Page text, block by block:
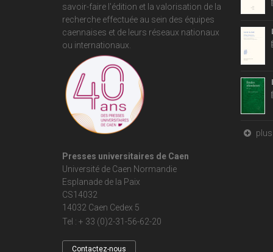
savoir-faire l'édition et la valorisation de la
recherche effectuée au sein des équipes
caennaises et de leurs réseaux nationaux
ou internationaux.
Presses universitaires de Caen
Université de Caen Normandie
Esplanade de la Paix
CS14032
14032 Caen Cedex 5
Tel : + 33 (0)2-31-56-62-20
Contactez-nous